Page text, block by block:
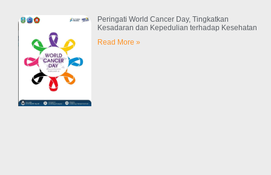
Peringati World Cancer Day, Tingkatkan
Kesadaran dan Kepedulian terhadap Kesehatan
Read More »